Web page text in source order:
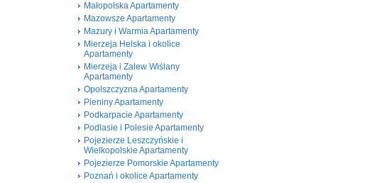
Małopolska Apartamenty
Mazowsze Apartamenty
Mazury i Warmia Apartamenty
Mierzeja Helska i okolice
Apartamenty
Mierzeja i Zalew Wiślany
Apartamenty
Opolszczyzna Apartamenty
Pieniny Apartamenty
Podkarpacie Apartamenty
Podlasie i Polesie Apartamenty
Pojezierze Leszczyńskie i
Wielkopolskie Apartamenty
Pojezierze Pomorskie Apartamenty
Poznań i okolice Apartamenty